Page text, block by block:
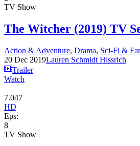
TV Show
The Witcher (2019) TV
Action & Adventure, Drama, Sci-Fi &
20 Dec 2019Lauren Schmidt Hissrich
Trailer
Watch
7.047
HD
Eps:
8
TV Show